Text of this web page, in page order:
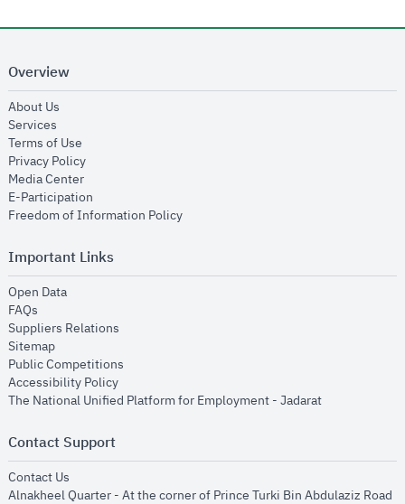
Overview
About Us
Services
Terms of Use
Privacy Policyopens in new window
Media Centeropens in new window
E-Participation
Freedom of Information Policyopens in new window
Important Links
Open Dataopens in new window
FAQs
Suppliers Relations
Sitemapopens in new window
Public Competitions
Accessibility Policyopens in new window
The National Unified Platform for Employment - Jadaratopens in new
Contact Support
Contact Us
Alnakheel Quarter - At the corner of Prince Turki Bin Abdulaziz Road